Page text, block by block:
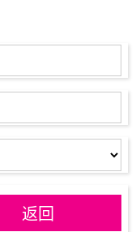
返回